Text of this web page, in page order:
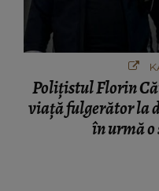
Polițistul Florin
viață fulgerător la
în urmă o